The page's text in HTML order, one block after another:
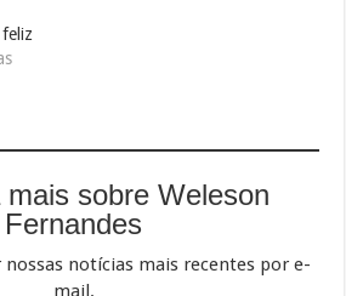
mais sobre Weleson
Fernandes
nossas notícias mais recentes por e-
mail.